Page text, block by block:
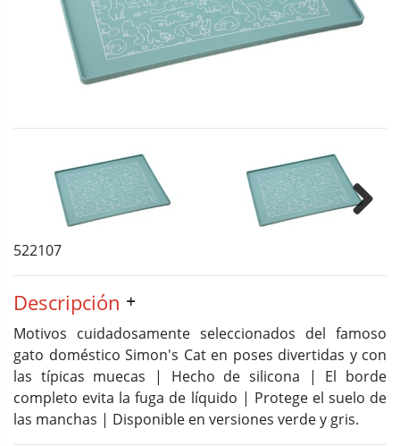
522107
Descripción
Motivos cuidadosamente seleccionados del famoso
gato doméstico Simon's Cat en poses divertidas y con
las típicas muecas | Hecho de silicona | El borde
completo evita la fuga de líquido | Protege el suelo de
las manchas | Disponible en versiones verde y gris.